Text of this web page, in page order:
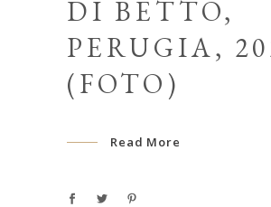
DI BETTO,
PERUGIA,
(FOTO)
Read More